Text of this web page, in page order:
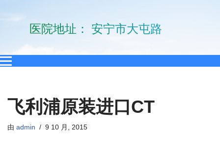
医院地址： 安宁市大屯路10
飞利浦原装进口CT
由 admin 9 10 月, 2015